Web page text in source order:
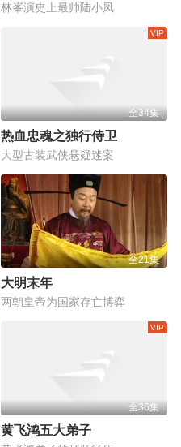
林峯演史上最帅陆小凤
全34集
热血忠魂之独行侍卫
大型古装武侠悬疑迷案
全21集
大明末年
两朝皇帝为国家存亡博弈
全36集
黄飞鸿五大弟子